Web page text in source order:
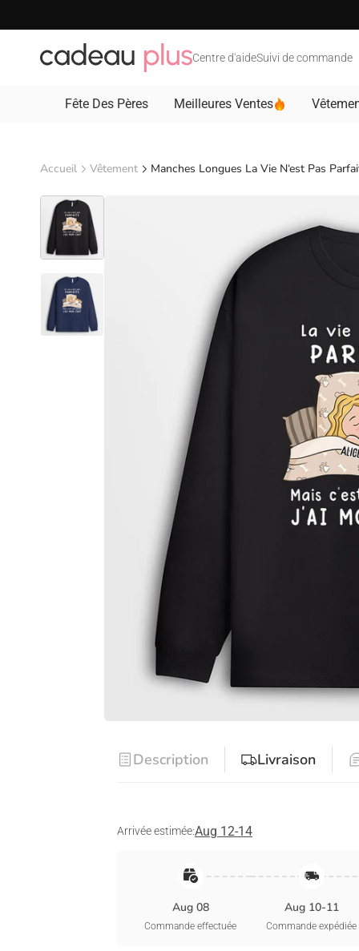
Centre d'aideSuivi de commande
Fête Des Pères Meilleures Ventes
Accueil Vêtement Manches Longues La Vie N‘est Pas
Description Livraison
Arrivée estimée:Aug 12-14
Aug 08
Commande effectuée
Aug 10-11
Commande expédiée